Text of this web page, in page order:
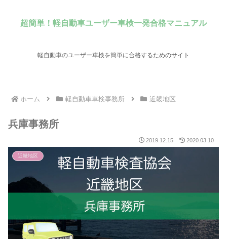
超簡単！軽自動車ユーザー車検一発合格マニュアル
軽自動車のユーザー車検を簡単に合格するためのサイト
ホーム 軽自動車車検事務所 近畿地区
兵庫事務所
2019.12.15 2020.03.10
近畿地区